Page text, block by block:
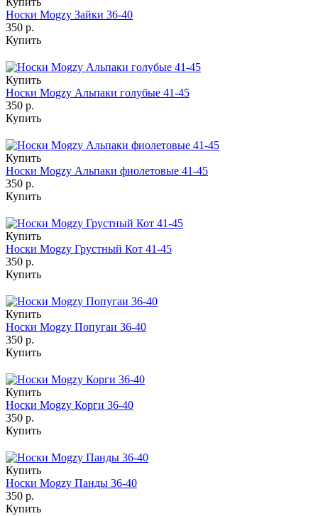
Носки Mogzy Зайки 36-40
350 р.
Купить
Купить
Носки Mogzy Альпаки голубые 41-45
350 р.
Купить
Купить
Носки Mogzy Альпаки фиолетовые 41-45
350 р.
Купить
Купить
Носки Mogzy Грустный Кот 41-45
350 р.
Купить
Купить
Носки Mogzy Попугаи 36-40
350 р.
Купить
Купить
Носки Mogzy Корги 36-40
350 р.
Купить
Купить
Носки Mogzy Панды 36-40
350 р.
Купить